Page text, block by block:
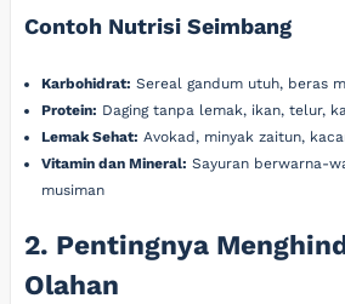
Contoh Nutrisi Seimbang
Karbohidrat: Sereal gandum utuh, beras
Protein: Daging tanpa lemak, ikan, telur,
Lemak Sehat: Avokad, minyak zaitun,
Vitamin dan Mineral: Sayuran berwarna-
musiman
2. Pentingnya
Olahan